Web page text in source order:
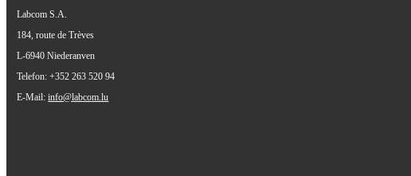
Labcom S.A.
184, route de Trèves
L-6940 Niederanven
Telefon: +352 263 520 94
E-Mail:info@labcom.lu